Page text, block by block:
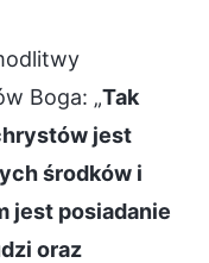
Boga: „Tak
jest
środków i
jest posiadanie
oraz